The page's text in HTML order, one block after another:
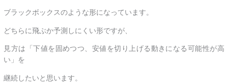
ブラックボックスのような形になっています。
どちらに飛ぶか予測しにくい形ですが、
見方は「下値を固めつつ、安値を切り上げる動きになる可能性が高
い」を
継続したいと思います。